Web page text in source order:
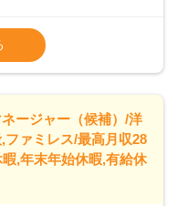
供し、ライフステージ
い環境を整えていま
①ナショナル社員：月
ア社員 ：月給
ージャー（候補）/洋
ファミレス/最高月収28
,年末年始休暇,有給休